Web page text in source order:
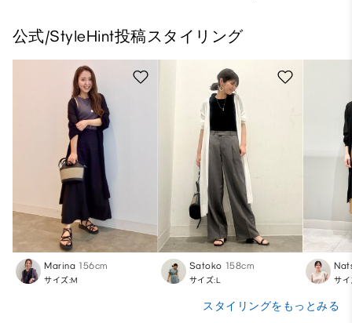
公式/StyleHint投稿スタイリング
Marina 156cm
サイズ:M
Satoko 158cm
サイズ:L サ
スタイリングをもっとみる